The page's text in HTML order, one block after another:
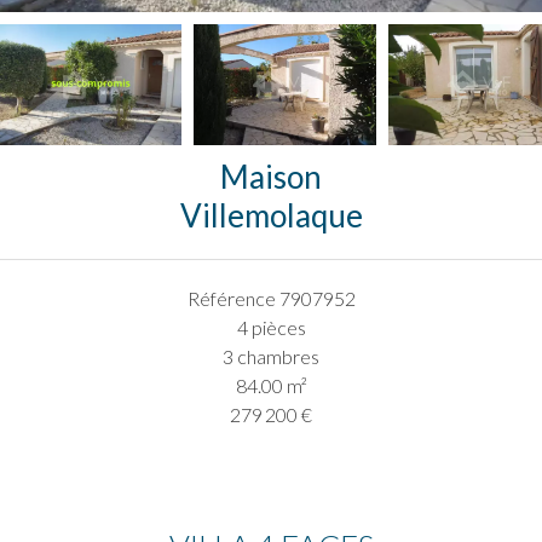
Maison
Villemolaque
Référence 7907952
4 pièces
3 chambres
84.00 m²
279 200 €